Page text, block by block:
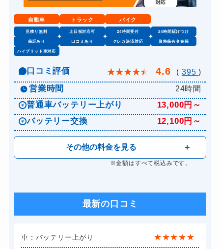
自動車 トラック バイク
見積り無料 土日祝対応可 24時間受付 24時間駆けつけ
保証あり 口コミあり クレカ決済対応 資格保有者在籍
ハイブリッド車対応
口コミ評価 ★★★★★ 4.6 ( 395)
営業時間 24時間
普通車バッテリー上がり
13,000円～
バッテリー交換
12,100円～
その他の料金を見る
※金額はすべて税込みです。
最新の口コミ
車：バッテリー上がり ★★★★★